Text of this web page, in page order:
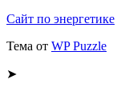
Сайт по энергетике
Тема от WP Puzzle
➤